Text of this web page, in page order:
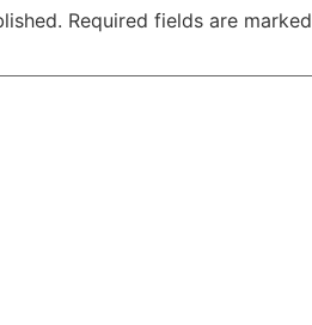
Required fields are marked